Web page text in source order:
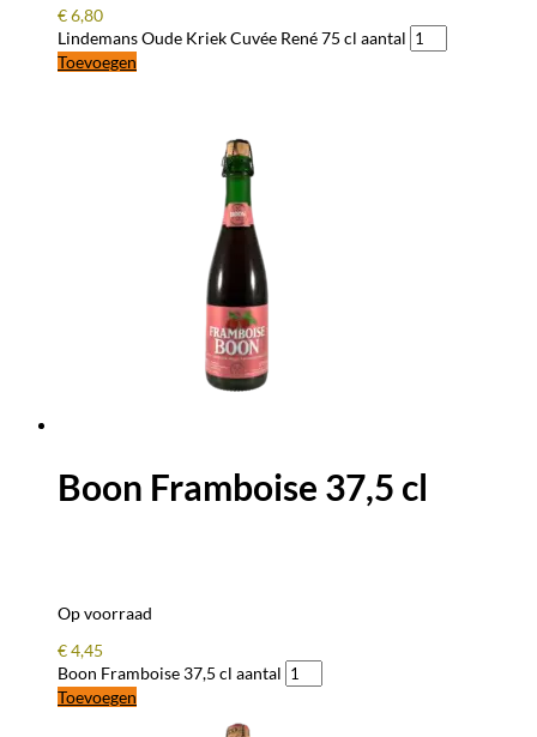
€6,80
Lindemans Oude Kriek Cuvée René 75 cl aantal
Toevoegen
Boon Framboise 37,5 cl
Op voorraad
€4,45
Boon Framboise 37,5 cl aantal
Toevoegen